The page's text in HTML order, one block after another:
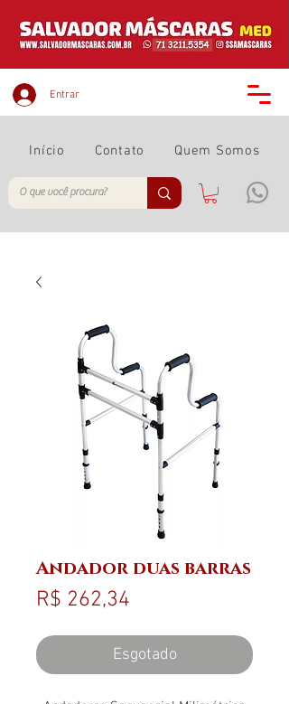
Início Contato Quem Somos
Entrar
Andador duas barras
R$ 262,34
Esgotado